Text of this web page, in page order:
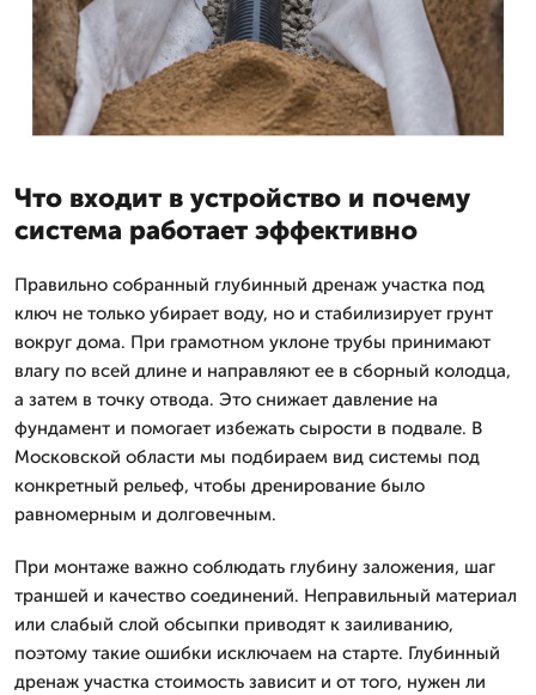
Что входит в устройство и почему
система работает эффективно
Правильно собранный глубинный дренаж участка под
ключ не только убирает воду, но и стабилизирует грунт
вокруг дома. При грамотном уклоне трубы принимают
влагу по всей длине и направляют ее в сборный колодца,
а затем в точку отвода. Это снижает давление на
фундамент и помогает избежать сырости в подвале. В
Московской области мы подбираем вид системы под
конкретный рельеф, чтобы дренирование было
равномерным и долговечным.
При монтаже важно соблюдать глубину заложения, шаг
траншей и качество соединений. Неправильный материал
или слабый слой обсыпки приводят к заиливанию,
поэтому такие ошибки исключаем на старте. Глубинный
дренаж участка стоимость зависит и от того, нужен ли